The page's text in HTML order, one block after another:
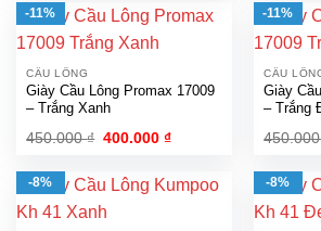
450.000 ₫.là:
400.000 ₫.
-11%
CẦU LÔNG
Giày Cầu Lông Promax 17009
– Trắng Xanh
450.000₫ Giá
450.000 ₫.
400.000₫Giá
là:
400.000 ₫.
-11%
CẦU
Giày Cầu Lông
– Trắng
-8% -8%